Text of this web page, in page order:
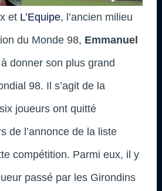
et L’Equipe, l’ancien milieu
du Monde 98, Emmanuel
donner son plus grand
98. Il s’agit de la
joueurs ont quitté
de l’annonce de la liste
compétition. Parmi eux, il y
passé par les Girondins